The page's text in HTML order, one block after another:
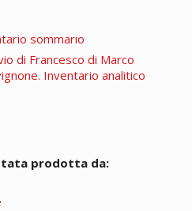
sommario
di Francesco di Marco
Inventario analitico
prodotta da: